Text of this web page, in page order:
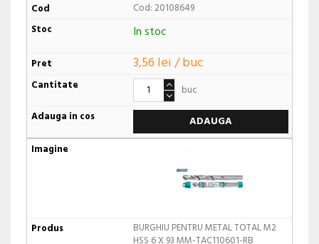
Cod: 20108649
In stoc
3,56 lei / buc
buc
ADAUGA
BURGHIU PENTRU METAL TOTAL M2
HSS 6 X 93 MM-TAC110601-RB